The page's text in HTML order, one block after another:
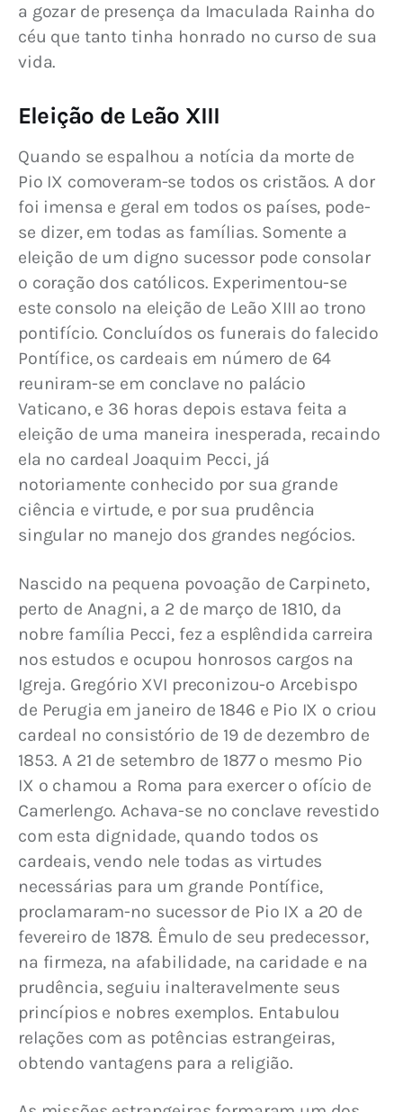
a gozar de presença da Imaculada Rainha do
céu que tanto tinha honrado no curso de sua
vida.
Eleição de Leão XIII
Quando se espalhou a notícia da morte de
Pio IX comoveram-se todos os cristãos. A dor
foi imensa e geral em todos os países, pode-
se dizer, em todas as famílias. Somente a
eleição de um digno sucessor pode consolar
o coração dos católicos. Experimentou-se
este consolo na eleição de Leão XIII ao trono
pontifício. Concluídos os funerais do falecido
Pontífice, os cardeais em número de 64
reuniram-se em conclave no palácio
Vaticano, e 36 horas depois estava feita a
eleição de uma maneira inesperada, recaindo
ela no cardeal Joaquim Pecci, já
notoriamente conhecido por sua grande
ciência e virtude, e por sua prudência
singular no manejo dos grandes negócios.
Nascido na pequena povoação de Carpineto,
perto de Anagni, a 2 de março de 1810, da
nobre família Pecci, fez a esplêndida carreira
nos estudos e ocupou honrosos cargos na
Igreja. Gregório XVI preconizou-o Arcebispo
de Perugia em janeiro de 1846 e Pio IX o criou
cardeal no consistório de 19 de dezembro de
1853. A 21 de setembro de 1877 o mesmo Pio
IX o chamou a Roma para exercer o ofício de
Camerlengo. Achava-se no conclave revestido
com esta dignidade, quando todos os
cardeais, vendo nele todas as virtudes
necessárias para um grande Pontífice,
proclamaram-no sucessor de Pio IX a 20 de
fevereiro de 1878. Êmulo de seu predecessor,
na firmeza, na afabilidade, na caridade e na
prudência, seguiu inalteravelmente seus
princípios e nobres exemplos. Entabulou
relações com as potências estrangeiras,
obtendo vantagens para a religião.